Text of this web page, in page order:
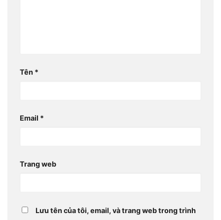
Tên *
Email *
Trang web
Lưu tên của tôi, email, và trang web trong trình